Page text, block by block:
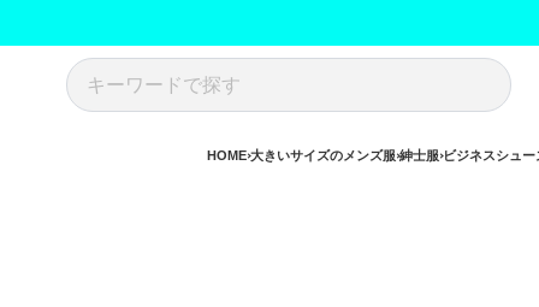
HOME 大きいサイズのメンズ服 紳士服 ビジネスシュー